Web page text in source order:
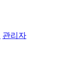
관리자